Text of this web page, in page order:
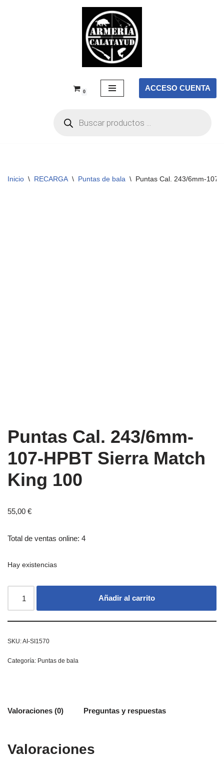
0 ACCESO CUENTA
Inicio \ RECARGA \ Puntas de bala \ Puntas Cal. 243/6mm-
Puntas Cal. 243/6mm-
107-HPBT Sierra Match
King 100
55,00 €
Total de ventas online: 4
Hay existencias
Añadir al carrito
SKU:AI-SI1570
Categoría: Puntas de bala
Valoraciones (0) Preguntas y respuestas
Valoraciones